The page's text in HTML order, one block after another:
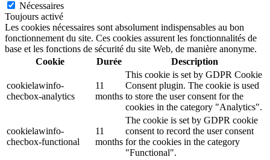
Nécessaires
Toujours activé
Les cookies nécessaires sont absolument indispensables au bon
fonctionnement du site. Ces cookies assurent les fonctionnalités de
base et les fonctions de sécurité du site Web, de manière anonyme.
Cookie
Durée Description
cookielawinfo-
checbox-analytics
11
months
This cookie is set by GDPR Cookie
Consent plugin. The cookie is used
to store the user consent for the
cookies in the category "Analytics".
cookielawinfo-
checbox-functional
11
months
The cookie is set by GDPR cookie
consent to record the user consent
for the cookies in the category
"Functional".